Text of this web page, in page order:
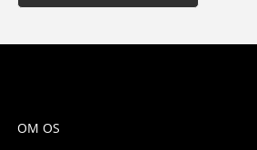
OM OS